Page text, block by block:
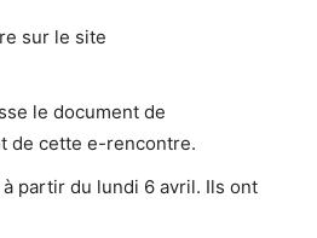
sur le site
le document de
de cette e-rencontre.
partir du lundi 6 avril. Ils ont